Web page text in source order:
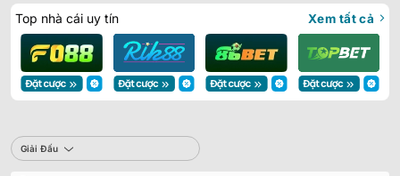
Top nhà cái uy tín Xem tất cả
Giải Đấu
Sbobet